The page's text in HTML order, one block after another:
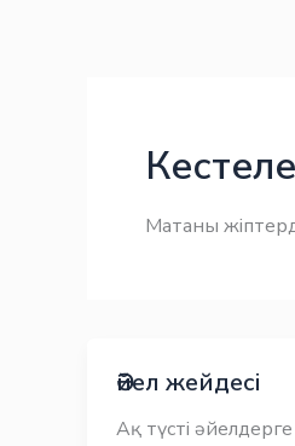
Матаны
Әйел жейдесі
Ақ түсті әйелдерге